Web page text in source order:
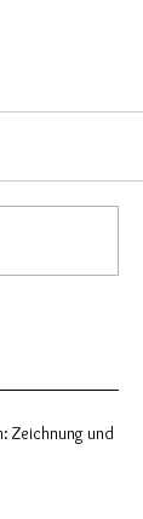
Zeichnung und